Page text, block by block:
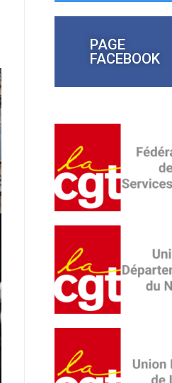
PAGE
FACEBOOK